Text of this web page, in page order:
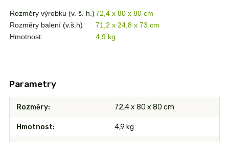
Rozměry výrobku (v. š. h.)72,4 x 80 x 80 cm
Rozměry balení (v.š.h)
71,2 x 24,8 x 73 cm
Hmotnost:
4,9 kg
Parametry
Rozměry 72,4 x 80 x 80 cm
Hmotnost 4,9 kg